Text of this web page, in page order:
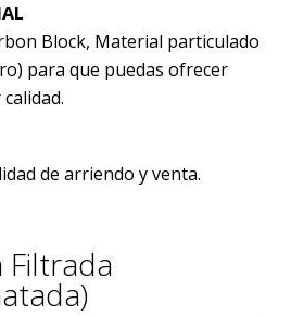
Block, Material particulado
para que puedas ofrecer
de arriendo y venta.
Filtrada